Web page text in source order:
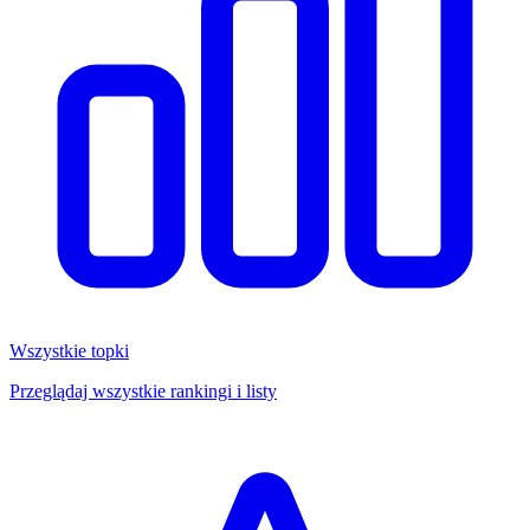
Wszystkie topki
Przeglądaj wszystkie rankingi i listy